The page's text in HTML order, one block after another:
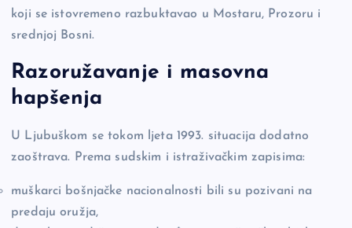
koji se istovremeno razbuktavao u Mostaru, Prozoru i
srednjoj Bosni.
Razoružavanje i masovna
hapšenja
U Ljubuškom se tokom ljeta 1993. situacija dodatno
zaoštrava. Prema sudskim i istraživačkim zapisima:
muškarci bošnjačke nacionalnosti bili su pozivani na
predaju oružja,